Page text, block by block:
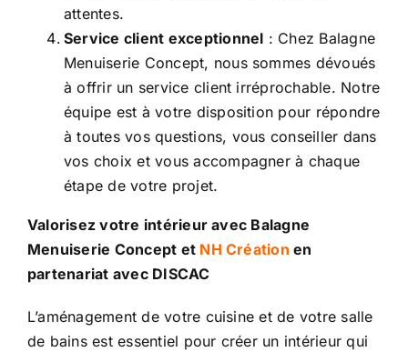
attentes.
Service client exceptionnel : Chez Balagne
Menuiserie Concept, nous sommes dévoués
à offrir un service client irréprochable. Notre
équipe est à votre disposition pour répondre
à toutes vos questions, vous conseiller dans
vos choix et vous accompagner à chaque
étape de votre projet.
Valorisez votre intérieur avec Balagne
Menuiserie Concept et NH Création en
partenariat avec DISCAC
L’aménagement de votre cuisine et de votre salle
de bains est essentiel pour créer un intérieur qui